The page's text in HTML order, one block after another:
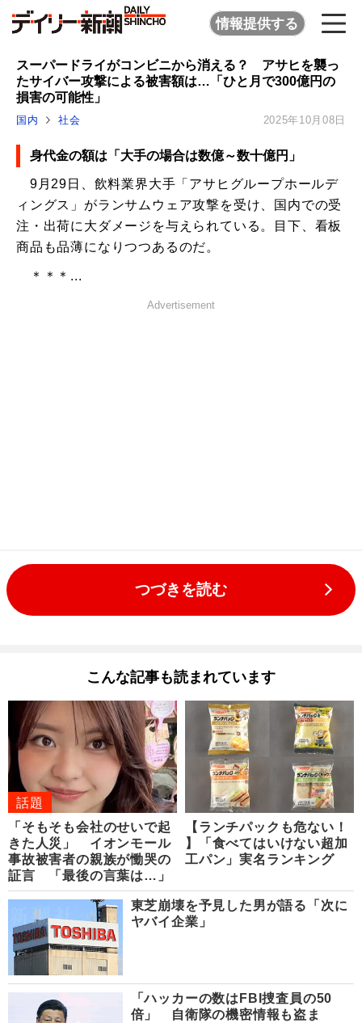
情報提供する
スーパードライがコンビニから消える？ アサヒを襲っ
たサイバー攻撃による被害額は…「ひと月で300億円の
損害の可能性」
国内 社会 2025年10月08日
身代金の額は「大手の場合は数億～数十億円」
9月29日、飲料業界大手「アサヒグループホールデ
ィングス」がランサムウェア攻撃を受け、国内での受
注・出荷に大ダメージを与えられている。目下、看板
商品も品薄になりつつあるのだ。
＊＊＊...
Advertisement
つづきを読む
こんな記事も読まれています
話題
「そもそも会社のせいで起
きた人災」 イオンモール
事故被害者の親族が慟哭の
証言 「最後の言葉は…」
【ランチパックも危ない！
】「食べてはいけない超加
工パン」実名ランキング
東芝崩壊を予見した男が語る「次に
ヤバイ企業」
「ハッカーの数はFBI捜査員の50
倍」 自衛隊の機密情報も盗ま